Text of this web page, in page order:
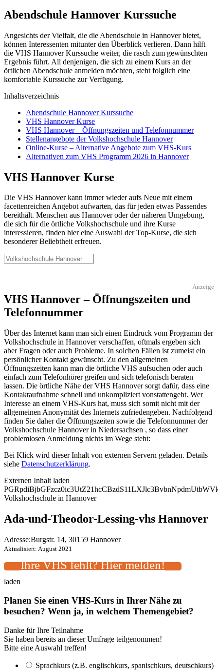
Abendschule Hannover Kurssuche
Angesichts der Vielfalt, die die Abendschule in Hannover bietet,
können Interessenten mitunter den Überblick verlieren. Dann hilft
die VHS Hannover Kurssuche weiter, die rasch zum gewünschten
Ergebnis führt. All denjenigen, die sich zu einem Kurs an der
örtlichen Abendschule anmelden möchten, steht folglich eine
komfortable Kurssuche zur Verfügung.
Inhaltsverzeichnis
Abendschule Hannover Kurssuche
VHS Hannover Kurse
VHS Hannover – Öffnungszeiten und Telefonnummer
Stellenangebote der Volkshochschule Hannover
Online-Kurse – Alternative Angebote zum VHS-Kurs
Alternativen zum VHS Programm 2026 in Hannover
VHS Hannover Kurse
Die VHS Hannover kann immer wieder aufs Neue mit einem
facettenreichen Angebot aufwarten, das für jeden etwas Passendes
bereithält. Menschen aus Hannover oder der näheren Umgebung,
die sich für die örtliche Volkshochschule und ihre Kurse
interessieren, finden hier eine Auswahl der Top-Kurse, die sich
besonderer Beliebtheit erfreuen.
Anzeige
VHS Hannover – Öffnungszeiten und
Telefonnummer
Über das Internet kann man sich einen Eindruck vom Programm der
Volkshochschule in Hannover verschaffen, oftmals ergeben sich
aber Fragen oder auch Probleme. In solchen Fällen ist zumeist ein
persönlicher Kontakt gewünscht. Zu den allgemeinen
Öffnungszeiten kann man die örtliche VHS aufsuchen oder auch
einfach zum Telefonhörer greifen und sich telefonisch beraten
lassen. Die örtliche Nähe der VHS Hannover sorgt dafür, dass eine
Kontaktaufnahme schnell und unkompliziert vonstattengeht. Wer
Interesse an einem VHS-Kurs hat, muss sich somit nicht mit der
allgemeinen Anonymität des Internets zufriedengeben. Nachfolgend
finden Sie daher die Öffnungszeiten sowie die Telefonnummer der
Volkshochschule Hannover in Niedersachsen , so dass einer
problemlosen Anmeldung nichts im Wege steht:
Bei Klick wird dieser Inhalt von externen Servern geladen. Details
siehe Datenschutzerklärung.
Externen Inhalt laden
Volkshochschule in Hannover
Ada-und-Theodor-Lessing-vhs Hannover
Adresse:Burgstr. 14, 30159 Hannover
Aktualisiert: August 2021
Ihre VHS fehlt? Hier melden!
laden
Planen Sie einen VHS-Kurs in Ihrer Nähe zu
besuchen? Wenn ja, in welchem Themengebiet?
Danke für Ihre Teilnahme
Sie haben bereits an dieser Umfrage teilgenommen!
Bitte eine Auswahl treffen!
Sprachkurs (z.B. englischkurs, spanischkurs, deutschkurs)